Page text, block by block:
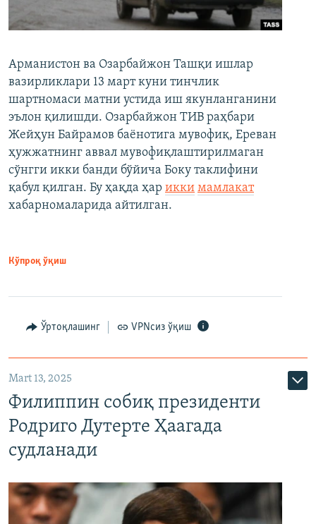
Арманистон ва Озарбайжон Ташқи ишлар
вазирликлари 13 март куни тинчлик
шартномаси матни устида иш якунланганини
эълон қилишди. Озарбайжон ТИВ раҳбари
Жейҳун Байрамов баёнотига мувофиқ, Ереван
ҳужжатнинг аввал мувофиқлаштирилмаган
сўнгги икки банди бўйича Боку таклифини
қабул қилган. Бу ҳақда ҳар икки мамлакат
хабарномаларида айтилган.
Кўпроқ ўқиш
Ўртоқлашинг VPNсиз ўқиш
Mart 13, 2025
Филиппин собиқ президенти
Родриго Дутерте Ҳаагада
судланади